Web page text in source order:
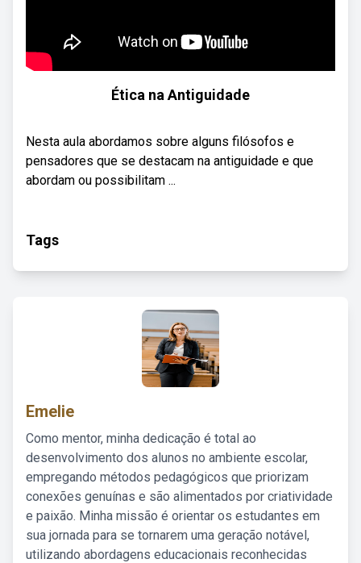
Ética na Antiguidade
Nesta aula abordamos sobre alguns filósofos e
pensadores que se destacam na antiguidade e que
abordam ou possibilitam ...
Tags
Emelie
Como mentor, minha dedicação é total ao
desenvolvimento dos alunos no ambiente escolar,
empregando métodos pedagógicos que priorizam
conexões genuínas e são alimentados por criatividade
e paixão. Minha missão é orientar os estudantes em
sua jornada para se tornarem uma geração notável,
utilizando abordagens educacionais reconhecidas